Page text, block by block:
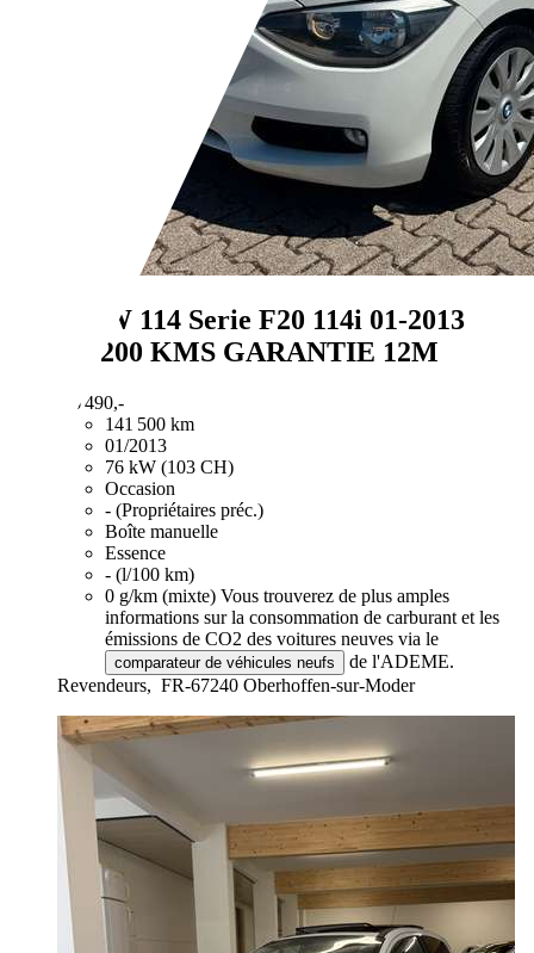
BMW 114 Serie F20 114i 01-2013
141200 KMS GARANTIE 12M
€ 6 490,-
141 500 km
01/2013
76 kW (103 CH)
Occasion
- (Propriétaires préc.)
Boîte manuelle
Essence
- (l/100 km)
0 g/km (mixte) Vous trouverez de plus amples
informations sur la consommation de carburant et les
émissions de CO2 des voitures neuves via le
comparateur de véhicules neufs
de l'ADEME.
Revendeurs, FR-67240 Oberhoffen-sur-Moder